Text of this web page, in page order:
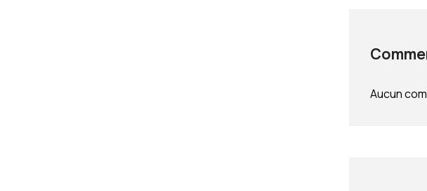
Aucun